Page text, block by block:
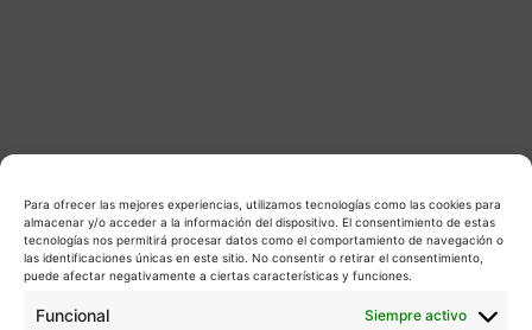
Para ofrecer las mejores experiencias, utilizamos tecnologías como las cookies para
almacenar y/o acceder a la información del dispositivo. El consentimiento de estas
tecnologías nos permitirá procesar datos como el comportamiento de navegación o
las identificaciones únicas en este sitio. No consentir o retirar el consentimiento,
puede afectar negativamente a ciertas características y funciones.
Funcional Siempre activo